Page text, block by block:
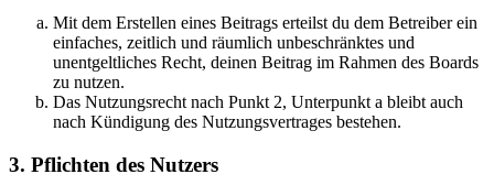
Mit dem Erstellen eines Beitrags erteilst du dem Betreiber ein
einfaches, zeitlich und räumlich unbeschränktes und
unentgeltliches Recht, deinen Beitrag im Rahmen des Boards
zu nutzen.
Das Nutzungsrecht nach Punkt 2, Unterpunkt a bleibt auch
nach Kündigung des Nutzungsvertrages bestehen.
3. Pflichten des Nutzers